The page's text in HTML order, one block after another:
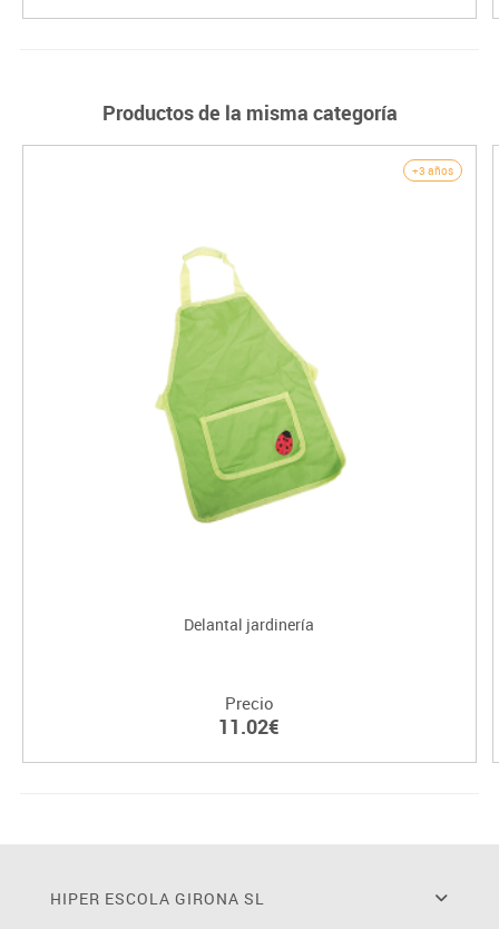
Productos de la misma categoría
+3 años
Delantal jardinería
Precio
11.02€
HIPER ESCOLA GIRONA SL